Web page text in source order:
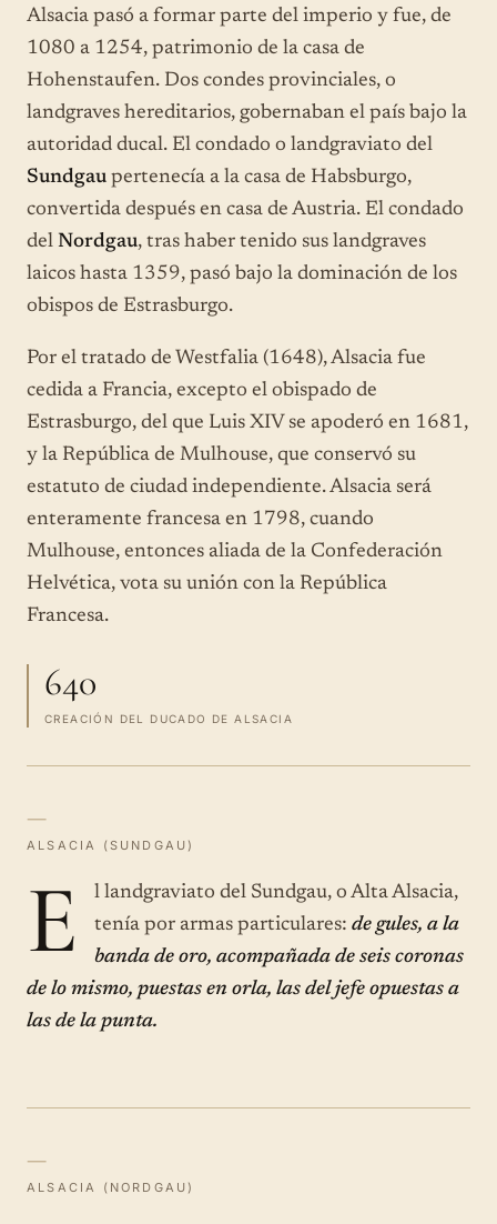
Alsacia pasó a formar parte del imperio y fue, de
1080 a 1254, patrimonio de la casa de
Hohenstaufen. Dos condes provinciales, o
landgraves hereditarios, gobernaban el país bajo la
autoridad ducal. El condado o landgraviato del
Sundgau pertenecía a la casa de Habsburgo,
convertida después en casa de Austria. El condado
del Nordgau, tras haber tenido sus landgraves
laicos hasta 1359, pasó bajo la dominación de los
obispos de Estrasburgo.
Por el tratado de Westfalia (1648), Alsacia fue
cedida a Francia, excepto el obispado de
Estrasburgo, del que Luis XIV se apoderó en 1681,
y la República de Mulhouse, que conservó su
estatuto de ciudad independiente. Alsacia será
enteramente francesa en 1798, cuando
Mulhouse, entonces aliada de la Confederación
Helvética, vota su unión con la República
Francesa.
640
CREACIÓN DEL DUCADO DE ALSACIA
—
ALSACIA (SUNDGAU)
E
l landgraviato del Sundgau, o Alta Alsacia,
tenía por armas particulares: de gules, a la
banda de oro, acompañada de seis coronas
de lo mismo, puestas en orla, las del jefe opuestas a
las de la punta.
—
ALSACIA (NORDGAU)